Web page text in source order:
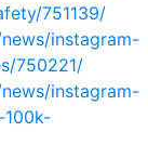
751139/
instagram-
750221/
instagram-